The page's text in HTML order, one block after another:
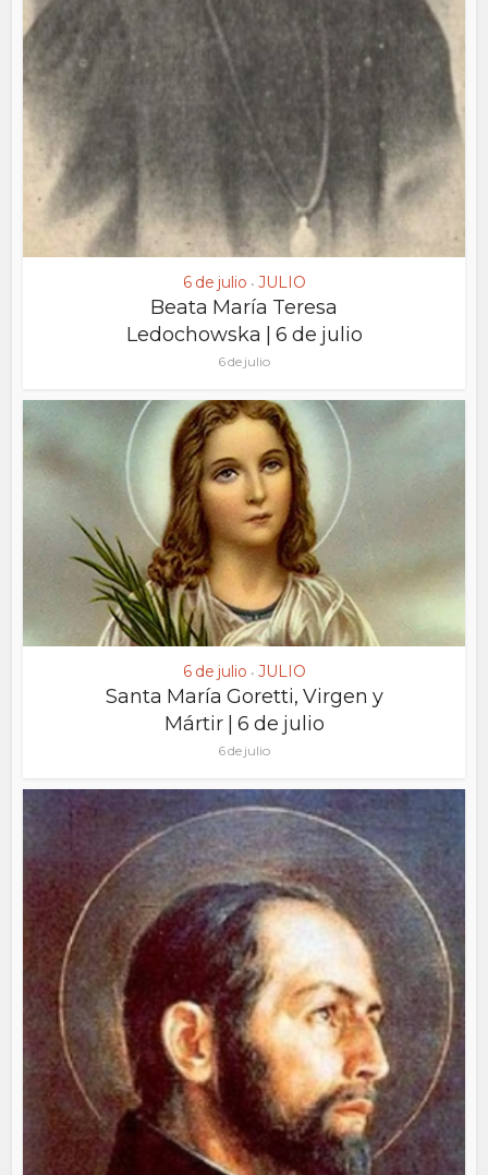
6 de julio • JULIO
Beata María Teresa
Ledochowska | 6 de julio
6 de julio
6 de julio • JULIO
Santa María Goretti, Virgen y
Mártir | 6 de julio
6 de julio